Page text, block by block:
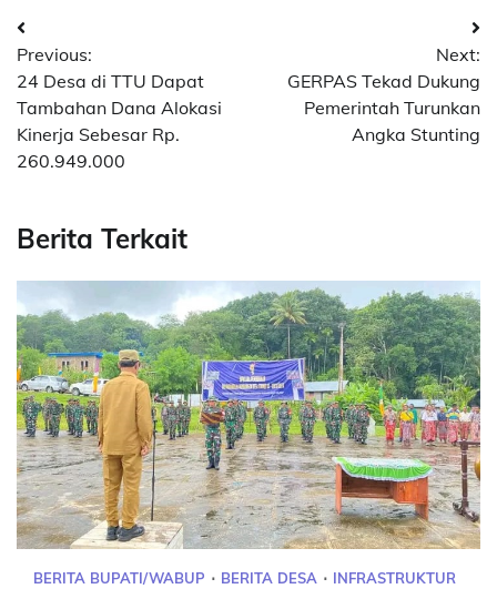
Post
navigation
Previous:
24 Desa di TTU Dapat
Tambahan Dana Alokasi
Kinerja Sebesar Rp.
260.949.000
Next:
GERPAS Tekad Dukung
Pemerintah Turunkan
Angka Stunting
Berita Terkait
BERITA BUPATI/WABUP BERITA DESA INFRASTRUKTUR